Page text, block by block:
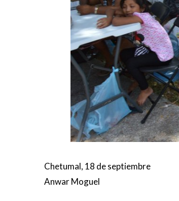
Chetumal, 18 de septiembre
Anwar Moguel